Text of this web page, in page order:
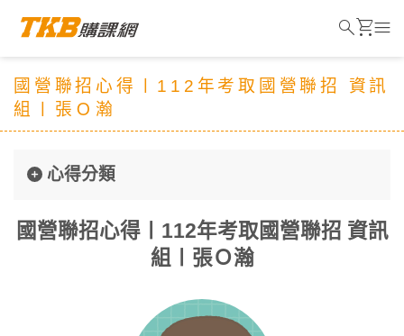
國營聯招心得〡112年考取國營聯招 資訊
組〡張Ｏ瀚
心得分類
國營聯招心得〡112年考取國營聯招 資訊
組〡張Ｏ瀚
searchshopping_cartmenu